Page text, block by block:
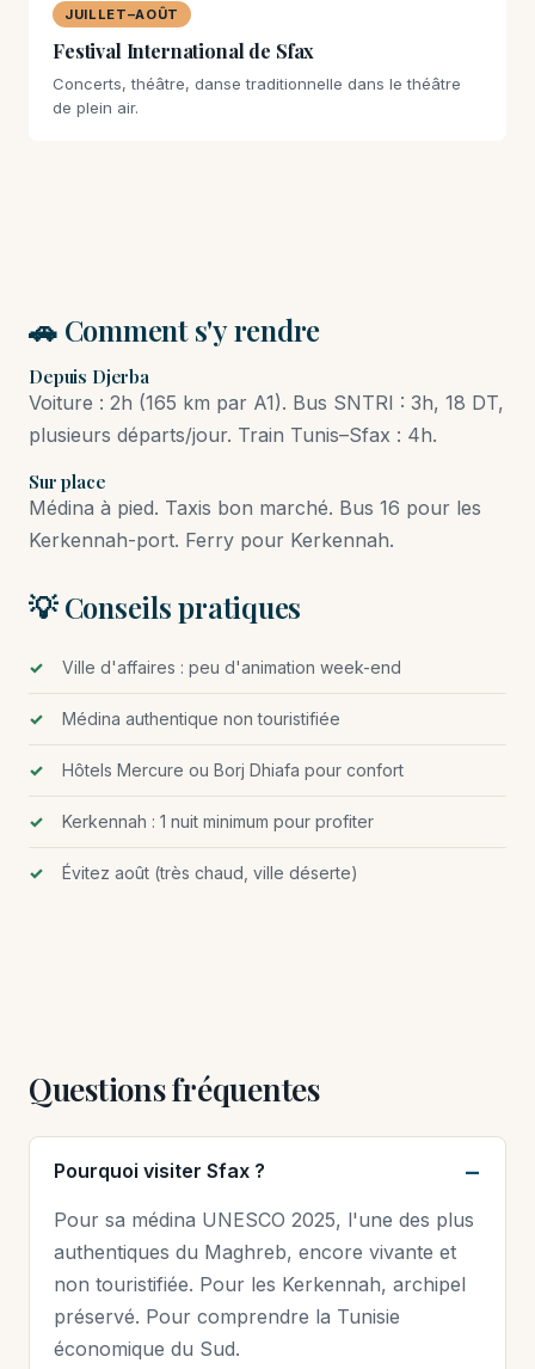
JUILLET–AOÛT
Festival International de Sfax
Concerts, théâtre, danse traditionnelle dans le théâtre
de plein air.
🚗 Comment s'y rendre
Depuis Djerba
Voiture : 2h (165 km par A1). Bus SNTRI : 3h, 18 DT,
plusieurs départs/jour. Train Tunis–Sfax : 4h.
Sur place
Médina à pied. Taxis bon marché. Bus 16 pour les
Kerkennah-port. Ferry pour Kerkennah.
💡 Conseils pratiques
Ville d'affaires : peu d'animation week-end
Médina authentique non touristifiée
Hôtels Mercure ou Borj Dhiafa pour confort
Kerkennah : 1 nuit minimum pour profiter
Évitez août (très chaud, ville déserte)
Questions fréquentes
Pourquoi visiter Sfax ?
Pour sa médina UNESCO 2025, l'une des plus
authentiques du Maghreb, encore vivante et
non touristifiée. Pour les Kerkennah, archipel
préservé. Pour comprendre la Tunisie
économique du Sud.